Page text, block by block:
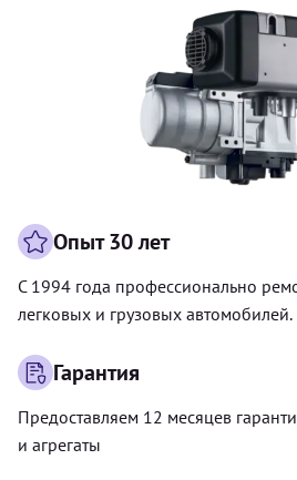
Опыт 30 лет
С 1994 года профессионально
легковых и грузовых автомобилей.
Гарантия
Предоставляем 12 месяцев
и агрегаты